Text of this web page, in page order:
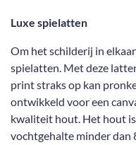
Luxe spielatten
Om het schilderij in
spielatten. Met deze
print straks op kan
ontwikkeld voor een
kwaliteit hout. Het hout
vochtgehalte minder dan